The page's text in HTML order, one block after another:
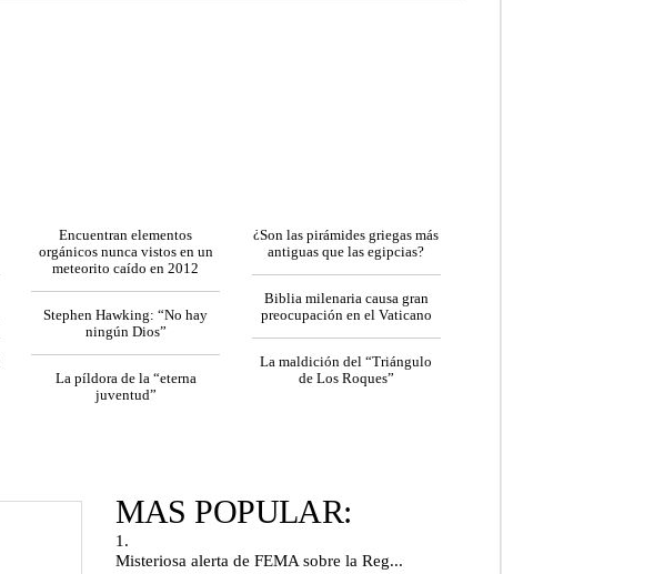
Encuentran elementos
orgánicos nunca vistos en un
meteorito caído en 2012
Stephen Hawking: “No hay
ningún Dios”
La píldora de la “eterna
juventud”
¿Son las pirámides griegas más
antiguas que las egipcias?
Biblia milenaria causa gran
preocupación en el Vaticano
La maldición del “Triángulo
de Los Roques”
MAS POPULAR:
Misteriosa alerta de FEMA sobre la Reg...